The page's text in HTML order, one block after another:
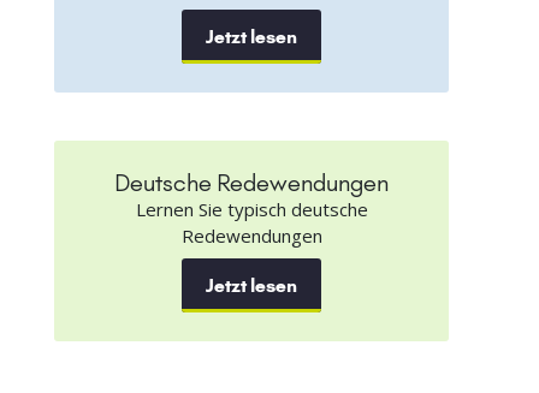
Jetzt lesen
Deutsche Redewendungen
Lernen Sie typisch deutsche
Redewendungen
Jetzt lesen